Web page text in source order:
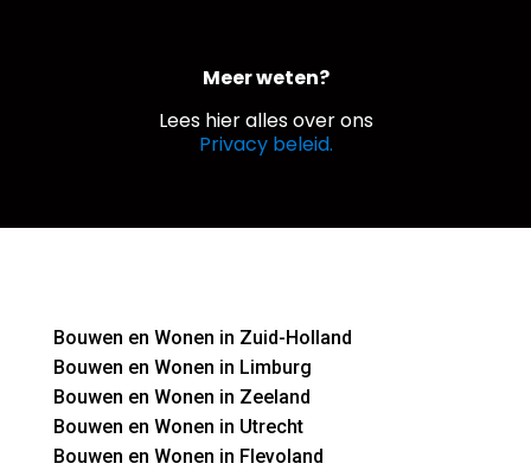
Meer weten?
Lees hier alles over ons
Privacy beleid.
Bouwen en Wonen in Zuid-Holland
Bouwen en Wonen in Limburg
Bouwen en Wonen in Zeeland
Bouwen en Wonen in Utrecht
Bouwen en Wonen in Flevoland